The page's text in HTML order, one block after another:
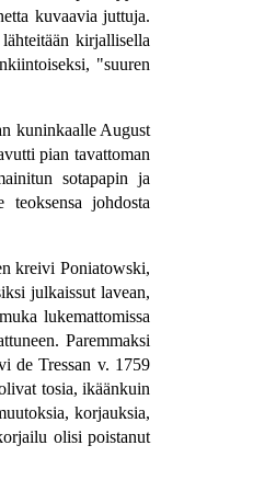
kuvaavia juttuja.
kirjallisella
"suuren
kuninkaalle August
pian tavattoman
sotapapin ja
johdosta
kreivi Poniatowski,
julkaissut lavean,
lukemattomissa
Paremmaksi
de Tressan v. 1759
tosia, ikäänkuin
korjauksia,
olisi poistanut